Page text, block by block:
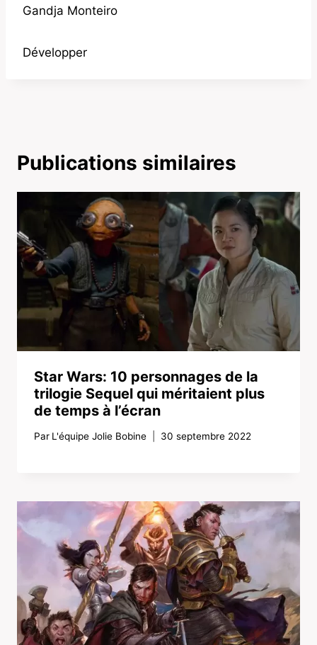
Gandja Monteiro
Développer
Publications similaires
Star Wars: 10 personnages de la
trilogie Sequel qui méritaient plus
de temps à l’écran
Par L'équipe Jolie Bobine 30 septembre 2022